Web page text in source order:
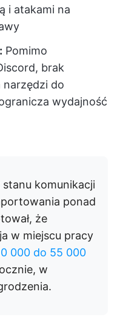
i atakami na
Pomimo
brak
do
wydajność
komunikacji
ponad
że
w miejscu pracy
000 do 55 000
w